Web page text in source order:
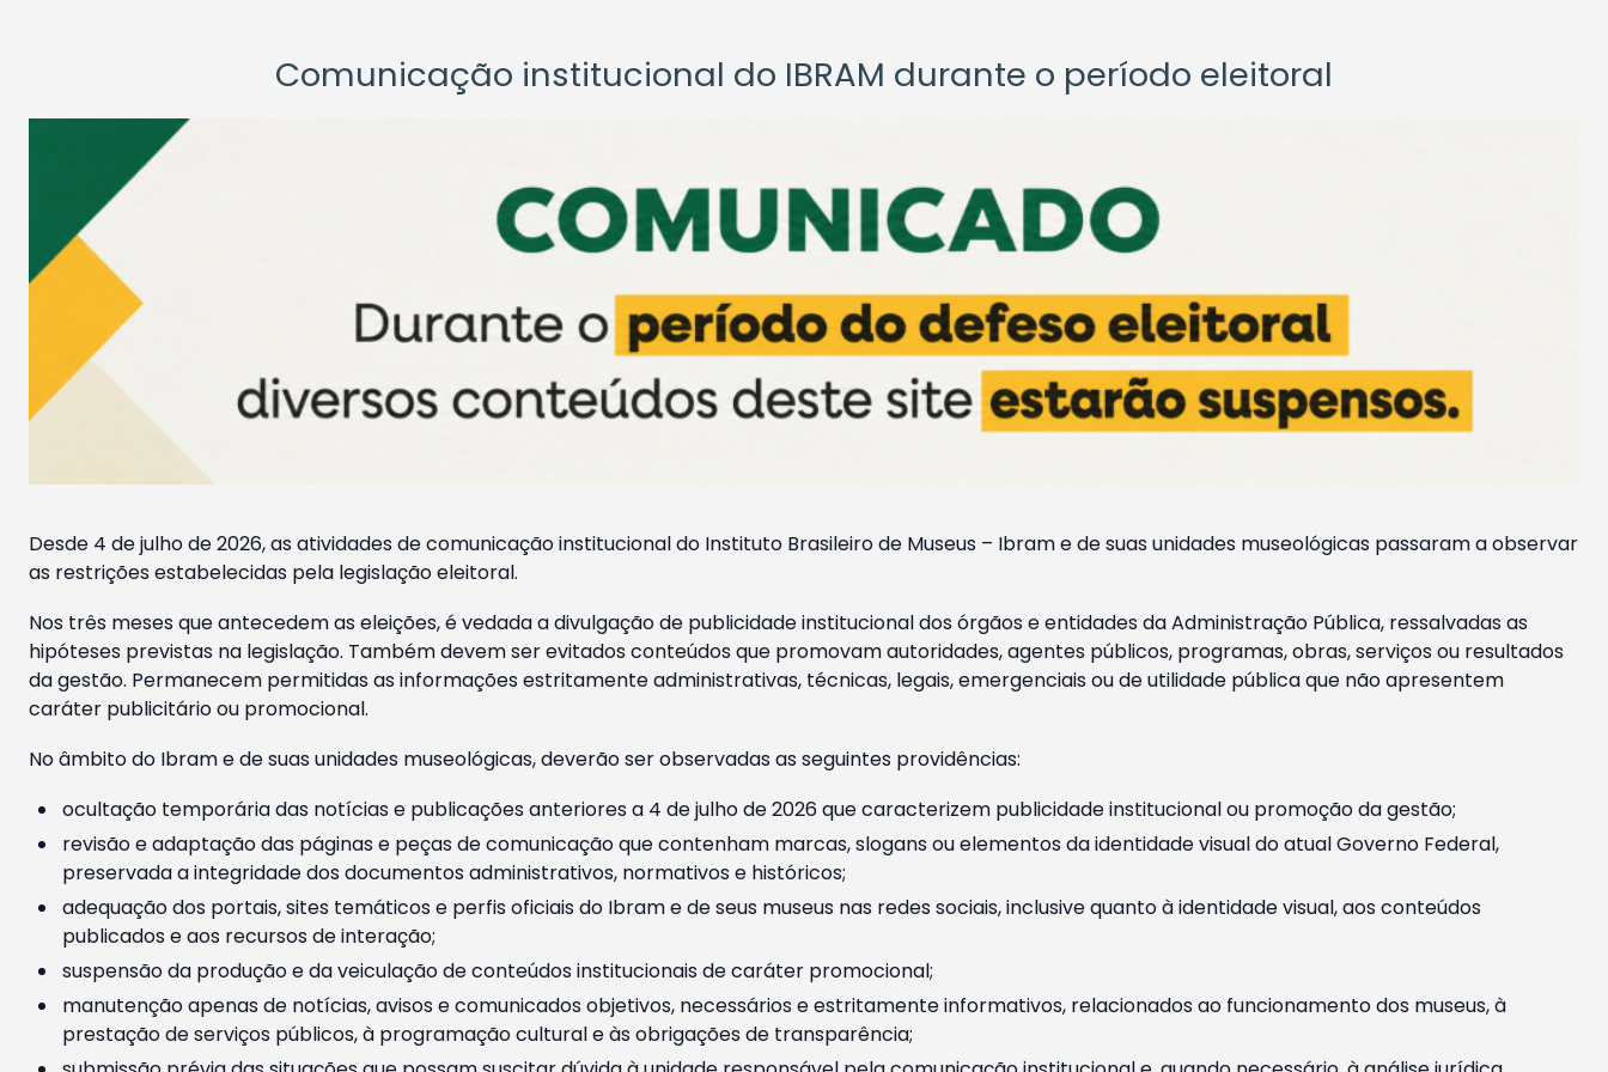
Comunicação institucional do IBRAM durante o período eleitoral
Desde 4 de julho de 2026, as atividades de comunicação institucional do Instituto Brasileiro de Museus – Ibram e de suas unidades museológicas passaram a observar
as restrições estabelecidas pela legislação eleitoral.
Nos três meses que antecedem as eleições, é vedada a divulgação de publicidade institucional dos órgãos e entidades da Administração Pública, ressalvadas as
hipóteses previstas na legislação. Também devem ser evitados conteúdos que promovam autoridades, agentes públicos, programas, obras, serviços ou resultados
da gestão. Permanecem permitidas as informações estritamente administrativas, técnicas, legais, emergenciais ou de utilidade pública que não apresentem
caráter publicitário ou promocional.
No âmbito do Ibram e de suas unidades museológicas, deverão ser observadas as seguintes providências:
ocultação temporária das notícias e publicações anteriores a 4 de julho de 2026 que caracterizem publicidade institucional ou promoção da gestão;
revisão e adaptação das páginas e peças de comunicação que contenham marcas, slogans ou elementos da identidade visual do atual Governo Federal,
preservada a integridade dos documentos administrativos, normativos e históricos;
adequação dos portais, sites temáticos e perfis oficiais do Ibram e de seus museus nas redes sociais, inclusive quanto à identidade visual, aos conteúdos
publicados e aos recursos de interação;
suspensão da produção e da veiculação de conteúdos institucionais de caráter promocional;
manutenção apenas de notícias, avisos e comunicados objetivos, necessários e estritamente informativos, relacionados ao funcionamento dos museus, à
prestação de serviços públicos, à programação cultural e às obrigações de transparência;